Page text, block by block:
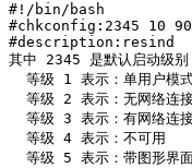
#!/bin/bash
#chkconfig:2345 10 90
#description:resind
其中 2345 是默认启动
等级 1 表示：单用户
等级 2 表示：无网络连
等级 3 表示：有网络连
  等级 4 表示：不可用
等级 5 表示：带图形